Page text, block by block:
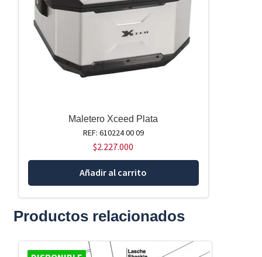
Maletero Xceed Plata
REF: 610224 00 09
$2.227.000
Añadir al carrito
Productos relacionados